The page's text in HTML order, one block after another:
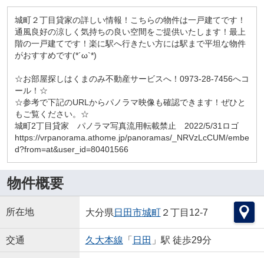
城町２丁目貸家の詳しい情報！こちらの物件は一戸建てです！
通風良好の涼しく気持ちの良い空間をご提供いたします！最上
階の一戸建てです！楽に駅へ行きたい方には駅まで平坦な物件
がおすすめです(*´ω`*)
☆お部屋探しはくまのみ不動産サービスへ！0973-28-7456へコ
ール！☆
☆参考で下記のURLからパノラマ映像も確認できます！ぜひと
もご覧ください。☆
城町2丁目貸家 パノラマ写真流用転載禁止 2022/5/31ロゴ
https://vrpanorama.athome.jp/panoramas/_NRVzLcCUM/embe
d?from=at&user_id=80401566
物件概要
所在地 大分県 日田市城町２丁目12-7
交通 久大本線 「 日田 」駅 徒歩29分